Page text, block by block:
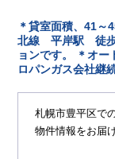
＊貸室面積、41～
北線 平岸駅 徒歩
ョンです。 ＊オ
ロパンガス会社継
札幌市豊平区で
物件情報をお届